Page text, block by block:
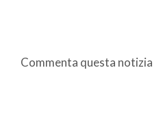
Commenta questa notizia